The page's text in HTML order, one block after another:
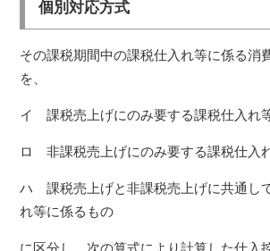
個別対応方式
その課税期間中の課税仕入れ等に係る消
を、
イ 課税売上げにのみ要する課税仕入れ
ロ 非課税売上げにのみ要する課税仕入
ハ 課税売上げと非課税売上げに共通し
れ等に係るもの